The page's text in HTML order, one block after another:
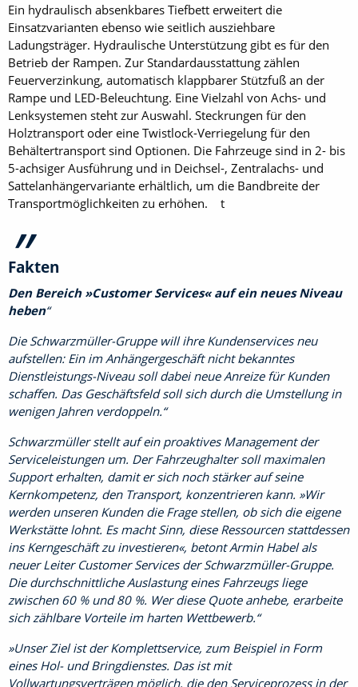
Ein hydraulisch absenkbares Tiefbett erweitert die
Einsatzvarianten ebenso wie seitlich ausziehbare
Ladungsträger. Hydraulische Unterstützung gibt es für den
Betrieb der Rampen. Zur Standardausstattung zählen
Feuerverzinkung, automatisch klappbarer Stützfuß an der
Rampe und LED-Beleuchtung. Eine Vielzahl von Achs- und
Lenksystemen steht zur Auswahl. Steckrungen für den
Holztransport oder eine Twistlock-Verriegelung für den
Behältertransport sind Optionen. Die Fahrzeuge sind in 2- bis
5-achsiger Ausführung und in Deichsel-, Zentralachs- und
Sattelanhängervariante erhältlich, um die Bandbreite der
Transportmöglichkeiten zu erhöhen. t
Fakten
Den Bereich »Customer Services« auf ein neues Niveau
heben
Die Schwarzmüller-Gruppe will ihre Kundenservices neu
aufstellen: Ein im Anhängergeschäft nicht bekanntes
Dienstleistungs-Niveau soll dabei neue Anreize für Kunden
schaffen. Das Geschäftsfeld soll sich durch die Umstellung in
wenigen Jahren verdoppeln.
Schwarzmüller stellt auf ein proaktives Management der
Serviceleistungen um. Der Fahrzeughalter soll maximalen
Support erhalten, damit er sich noch stärker auf seine
Kernkompetenz, den Transport, konzentrieren kann. »Wir
werden unseren Kunden die Frage stellen, ob sich die eigene
Werkstätte lohnt. Es macht Sinn, diese Ressourcen stattdessen
ins Kerngeschäft zu investieren«, betont Armin Habel als
neuer Leiter Customer Services der Schwarzmüller-Gruppe.
Die durchschnittliche Auslastung eines Fahrzeugs liege
zwischen 60 % und 80 %. Wer diese Quote anhebe, erarbeite
sich zählbare Vorteile im harten Wettbewerb.
»Unser Ziel ist der Komplettservice, zum Beispiel in Form
eines Hol- und Bringdienstes. Das ist mit
Vollwartungsverträgen möglich, die den Serviceprozess in der